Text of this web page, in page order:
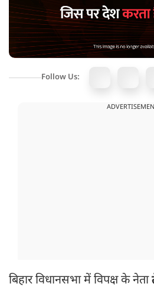
Follow Us:
बिहार विधानसभा में विपक्ष के नेता